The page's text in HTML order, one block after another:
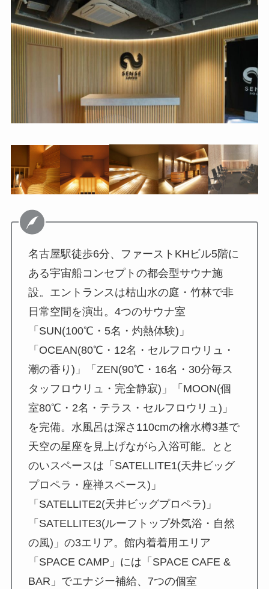
名古屋駅徒歩6分、ファーストKHビル5階に
ある宇宙船コンセプトの都会型サウナ施
設。エントランスは枯山水の庭・竹林で非
日常空間を演出。4つのサウナ室
「SUN(100℃・5名・灼熱体験)」
「OCEAN(80℃・12名・セルフロウリュ・
潮の香り)」「ZEN(90℃・16名・30分毎ス
タッフロウリュ・完全静寂)」「MOON(個
室80℃・2名・テラス・セルフロウリュ)」
を完備。水風呂は深さ110cmの檜水樽3基で
天空の星座を見上げながら入浴可能。とと
のいスペースは「SATELLITE1(天井ビッグ
プロペラ・座禅スペース)」
「SATELLITE2(天井ビッグプロペラ)」
「SATELLITE3(ルーフトップ外気浴・自然
の風)」の3エリア。館内着着用エリア
「SPACE CAMP」には「SPACE CAFE &
BAR」でエナジー補給、7つの個室